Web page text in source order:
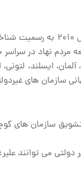
مردم نهاد در
سازمان های
دولتی می توانند